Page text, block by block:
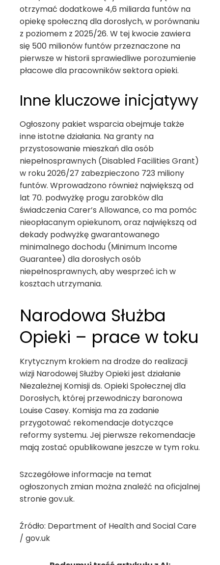
otrzymać dodatkowe 4,6 miliarda funtów na
opiekę społeczną dla dorosłych, w porównaniu
z poziomem z 2025/26. W tej kwocie zawiera
się 500 milionów funtów przeznaczone na
pierwsze w historii sprawiedliwe porozumienie
płacowe dla pracowników sektora opieki.
Inne kluczowe inicjatywy
Ogłoszony pakiet wsparcia obejmuje także
inne istotne działania. Na granty na
przystosowanie mieszkań dla osób
niepełnosprawnych (Disabled Facilities Grant)
w roku 2026/27 zabezpieczono 723 miliony
funtów. Wprowadzono również największą od
lat 70. podwyżkę progu zarobków dla
świadczenia Carer’s Allowance, co ma pomóc
nieopłacanym opiekunom, oraz największą od
dekady podwyżkę gwarantowanego
minimalnego dochodu (Minimum Income
Guarantee) dla dorosłych osób
niepełnosprawnych, aby wesprzeć ich w
kosztach utrzymania.
Narodowa Służba
Opieki – prace w toku
Krytycznym krokiem na drodze do realizacji
wizji Narodowej Służby Opieki jest działanie
Niezależnej Komisji ds. Opieki Społecznej dla
Dorosłych, której przewodniczy baronowa
Louise Casey. Komisja ma za zadanie
przygotować rekomendacje dotyczące
reformy systemu. Jej pierwsze rekomendacje
mają zostać opublikowane jeszcze w tym roku.
Szczegółowe informacje na temat
ogłoszonych zmian można znaleźć na oficjalnej
stronie gov.uk.
Źródło: Department of Health and Social Care
/ gov.uk